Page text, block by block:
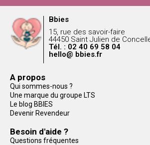
Bbies
15, rue des savoir-faire
44450 Saint Julien de
Tél. : 02 40 69 58 04
hello@ bbies.fr
A propos
Qui sommes-nous ?
Une marque du groupe LTS
Le blog BBIES
Devenir Revendeur
Besoin d'aide ?
Questions fréquentes